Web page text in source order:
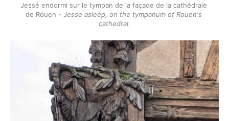
Jessé endormi sur le tympan de la façade de la cathédrale
de Rouen - Jesse asleep, on the tympanum of Rouen's
cathedral.